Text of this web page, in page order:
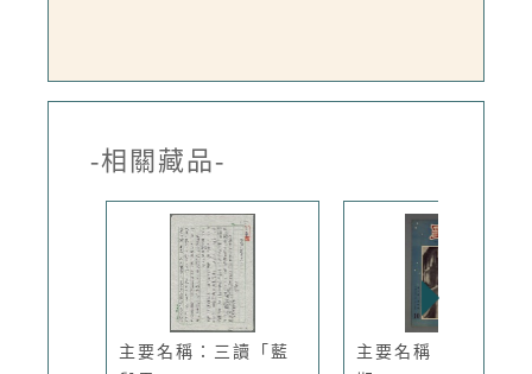
-相關藏品-
主要名稱：三讀「藍
主要名稱：文星 2卷